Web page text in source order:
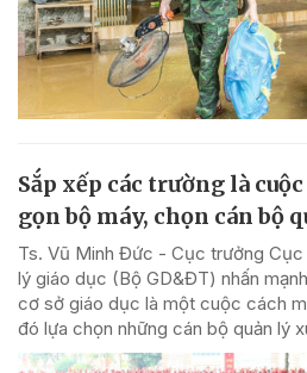
Sắp xếp các trường là
gọn bộ máy, chọn cán bộ
Ts. Vũ Minh Đức - Cục trưởng Cục
lý giáo dục (Bộ GD&ĐT) nhấn
cơ sở giáo dục là một cuộc cách
đó lựa chọn những cán bộ quản lý